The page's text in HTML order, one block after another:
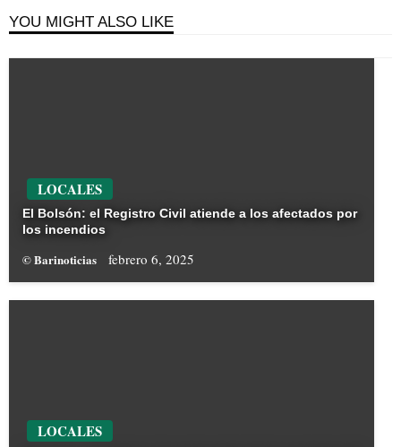
YOU MIGHT ALSO LIKE
LOCALES
El Bolsón: el Registro Civil atiende a los afectados por
los incendios
© Barinoticias febrero 6, 2025
LOCALES